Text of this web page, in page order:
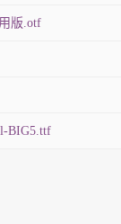
版.otf
BIG5.ttf